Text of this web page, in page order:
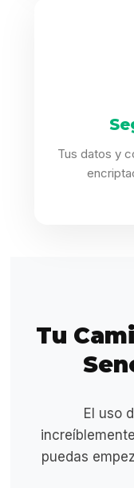
Tus datos y
Tu
El uso
puedas